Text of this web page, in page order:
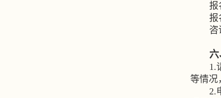
报
报
咨
六
1.
等情况
2.